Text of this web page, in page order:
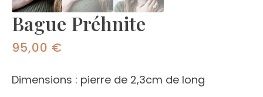
Bague Préhnite
95,00 €
Dimensions : pierre de 2,3cm de long